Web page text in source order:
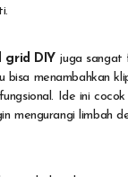
grid DIYjuga sangat
bisa menambahkan
Ide ini
mengurangi limbah